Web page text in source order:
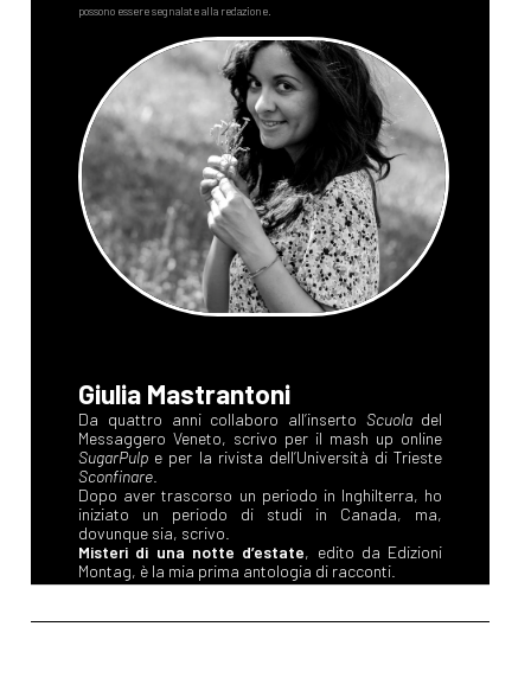
Giulia Mastrantoni
Da quattro anni collaboro all’inserto Scuoladel
Messaggero Veneto, scrivo per il mash up online
SugarPulp e per la rivista dell’Università di Trieste
Sconfinare
Dopo aver trascorso un periodo in Inghilterra, ho
iniziato un periodo di studi in Canada, ma,
dovunque sia, scrivo.
Misteri di una notte d’estate, edito da Edizioni
Montag, è la mia prima antologia di racconti.